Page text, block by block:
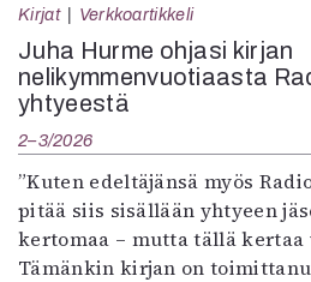
Kirjat Verkkoartikkeli
Juha Hurme ohjasi kirjan
nelikymmenvuotiaasta
yhtyeestä
2–3/2026
”Kuten edeltäjänsä myös
pitää siis sisällään yhtyeen
kertomaa – mutta tällä kertaa
Tämänkin kirjan on